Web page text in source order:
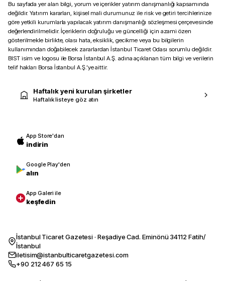
Bu sayfada yer alan bilgi, yorum ve içerikler yatırım danışmanlığı kapsamında
değildir. Yatırım kararları, kişisel mali durumunuz ile risk ve getiri tercihlerinize
göre yetkili kurumlarla yapılacak yatırım danışmanlığı sözleşmesi çerçevesinde
değerlendirilmelidir. İçeriklerin doğruluğu ve güncelliği için azami özen
gösterilmekle birlikte, olası hata, eksiklik, gecikme veya bu bilgilerin
kullanımından doğabilecek zararlardan İstanbul Ticaret Odası sorumlu değildir.
BIST isim ve logosu ile Borsa İstanbul A.Ş. adına açıklanan tüm bilgi ve verilerin
telif hakları Borsa İstanbul A.Ş.’ye aittir.
Haftalık yeni kurulan şirketler
Haftalık listeye göz atın
App Store'dan
indirin
Google Play'den
alın
App Galeri ile
keşfedin
İstanbul Ticaret Gazetesi · Reşadiye Cad. Eminönü 34112 Fatih/
İstanbul
iletisim@istanbulticaretgazetesi.com
+90 212 467 65 15